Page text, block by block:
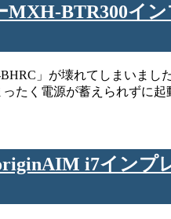
BTR300イ
」が壊れてしまいまし
たく電源が蓄えられずに起
i7インプ